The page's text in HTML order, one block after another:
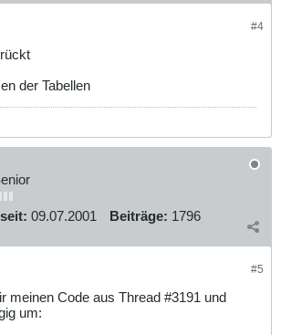
#4
der Tabellen
09.07.2001 Beiträge: 1796
#5
meinen Code aus Thread #3191 und
um: